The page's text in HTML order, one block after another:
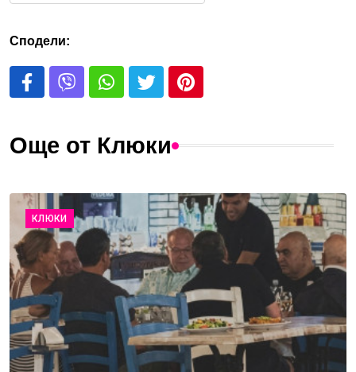
Сподели:
Още от Клюки
КЛЮКИ